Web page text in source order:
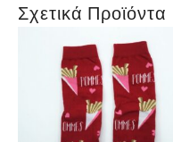
Σχετικά Προϊόντα